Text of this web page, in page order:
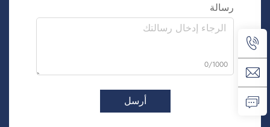
رسالة
0/1000
أرسل